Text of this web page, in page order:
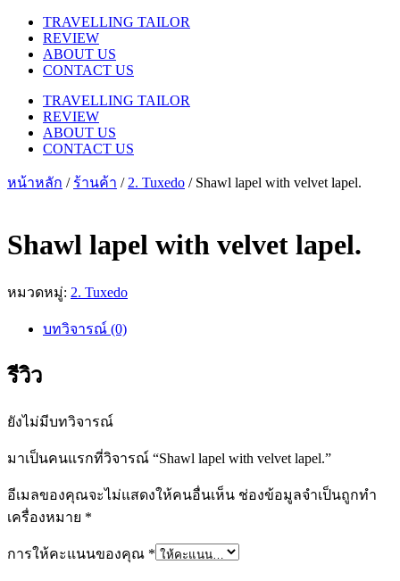
TRAVELLING TAILOR
REVIEW
ABOUT US
CONTACT US
TRAVELLING TAILOR
REVIEW
ABOUT US
CONTACT US
หน้าหลัก / ร้านค้า / 2. Tuxedo / Shawl lapel with velvet lapel.
Shawl lapel with velvet lapel.
หมวดหมู่: 2. Tuxedo
บทวิจารณ์ (0)
รีวิว
ยังไม่มีบทวิจารณ์
มาเป็นคนแรกที่วิจารณ์ “Shawl lapel with velvet lapel.”
อีเมลของคุณจะไม่แสดงให้คนอื่นเห็น ช่องข้อมูลจำเป็นถูกทำ
เครื่องหมาย *
การให้คะแนนของคุณ *